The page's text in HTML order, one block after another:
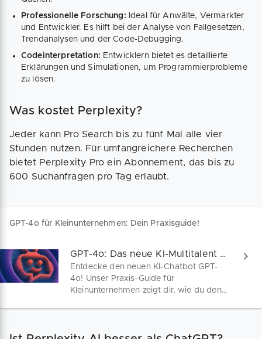
Professionelle Forschung: Ideal für Anwälte, Vermarkter
und Entwickler. Es hilft bei der Analyse von Fallgesetzen,
Trendanalysen und der Code-Debugging.
Codeinterpretation: Entwicklern bietet es detaillierte
Erklärungen und Simulationen, um Programmierprobleme
zu lösen.
Was kostet Perplexity?
Jeder kann Pro Search bis zu fünf Mal alle vier
Stunden nutzen. Für umfangreichere Recherchen
bietet Perplexity Pro ein Abonnement, das bis zu
600 Suchanfragen pro Tag erlaubt.
GPT-4o für Kleinunternehmen: Dein Praxisguide!
GPT-4o: Das neue KI-Multitalent für dein Business!
Entdecke den neuen KI-Chatbot GPT-
4o! Unser Praxis-Guide für
Kleinunternehmen zeigt dir, wie du den